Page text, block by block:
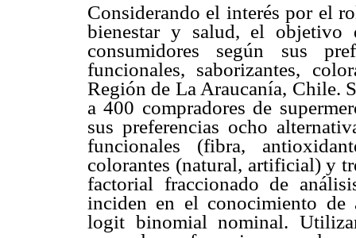
Considerando el interés por el
bienestar y salud, el
consumidores según sus
funcionales, saborizantes,
Región de La Araucanía, Chile.
a 400 compradores de
sus preferencias ocho
funcionales (fibra,
colorantes (natural, artificial) y
factorial fraccionado de
inciden en el conocimiento de
logit binomial nominal.